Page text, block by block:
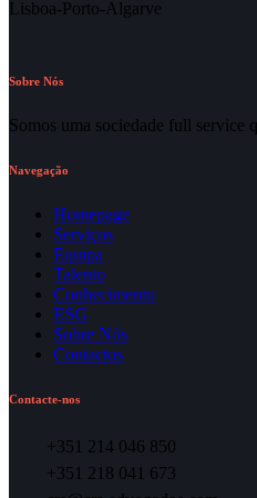
Lisboa-Porto-Algarve
Sobre Nós
Somos uma sociedade full service
Navegação
Homepage
Serviços
Equipa
Talento
Conhecimento
ESG
Sobre Nós
Contactos
Contacte-nos
+351 214 046 850
+351 218 041 673